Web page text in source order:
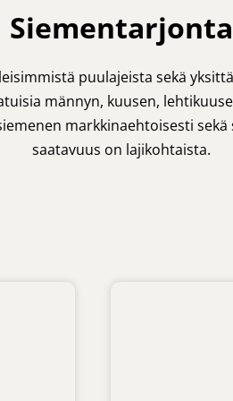
Siementarjonta
puulajeista sekä
männyn, kuusen,
markkinaehtoisesti
saatavuus on lajikohtaista.